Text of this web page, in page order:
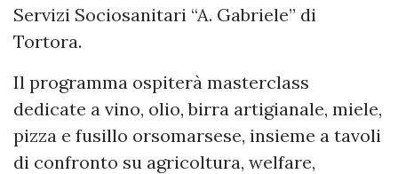
Servizi Sociosanitari “A. Gabriele” di
Tortora.
Il programma ospiterà masterclass
dedicate a vino, olio, birra artigianale, miele,
pizza e fusillo orsomarsese, insieme a tavoli
di confronto su agricoltura, welfare,